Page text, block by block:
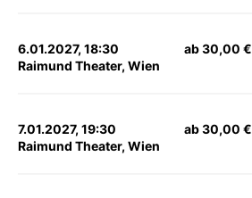
6.01.2027, 18:30
Raimund Theater, Wien
ab 30,00 €
7.01.2027, 19:30
Raimund Theater, Wien
ab 30,00 €